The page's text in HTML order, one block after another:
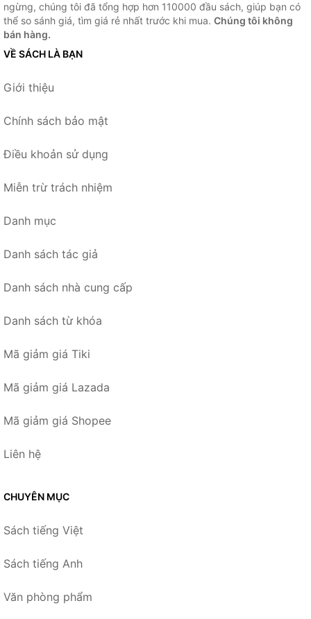
ngừng, chúng tôi đã tổng hợp hơn 110000 đầu sách, giúp bạn có
thể so sánh giá, tìm giá rẻ nhất trước khi mua. Chúng tôi không
bán hàng.
VỀ SÁCH LÀ BẠN
Giới thiệu
Chính sách bảo mật
Điều khoản sử dụng
Miễn trừ trách nhiệm
Danh mục
Danh sách tác giả
Danh sách nhà cung cấp
Danh sách từ khóa
Mã giảm giá Tiki
Mã giảm giá Lazada
Mã giảm giá Shopee
Liên hệ
CHUYÊN MỤC
Sách tiếng Việt
Sách tiếng Anh
Văn phòng phẩm